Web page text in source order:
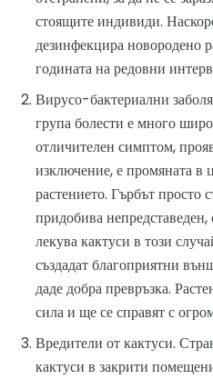
стоящите индивиди.
дезинфекцира новородено
годината на редовни
Вирусо-бактериални
група болести е много
отличителен симптом,
изключение, е промяната в
растението. Гърбът просто
придобива
лекува кактуси в този
създадат благоприятни
даде добра превръзка.
сила и ще се справят с
Вредители от кактуси.
кактуси в закрити